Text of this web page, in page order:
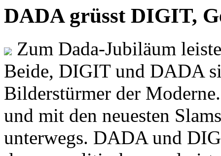
DADA grüsst DIGIT,
Zum Dada-Jubiläum
Beide, DIGIT und DADA
Bilderstürmer der
und mit den neuesten
unterwegs. DADA und